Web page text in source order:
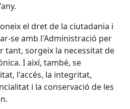
el dret de la ciutadania i
se amb l'Administració per
tant, sorgeix la necessitat de
I així, també, se
l'accés, la integritat,
i la conservació de les